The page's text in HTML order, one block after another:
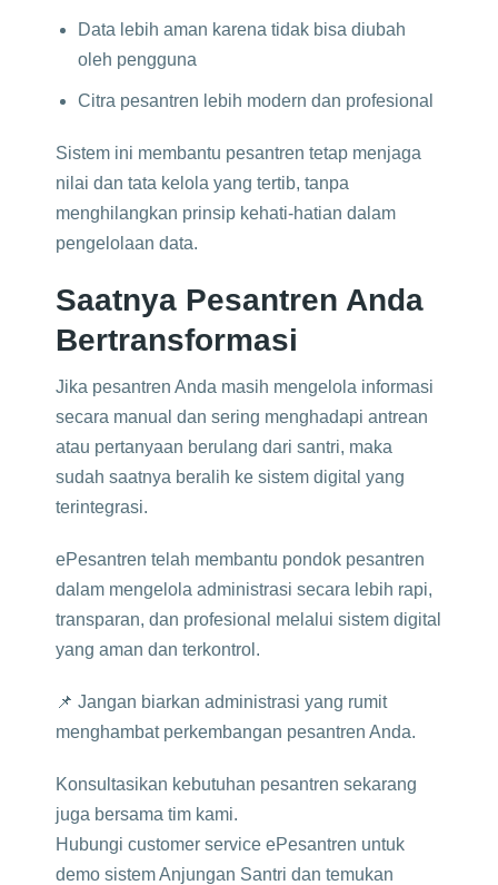
Data lebih aman karena tidak bisa diubah
oleh pengguna
Citra pesantren lebih modern dan profesional
Sistem ini membantu pesantren tetap menjaga
nilai dan tata kelola yang tertib, tanpa
menghilangkan prinsip kehati-hatian dalam
pengelolaan data.
Saatnya Pesantren Anda
Bertransformasi
Jika pesantren Anda masih mengelola informasi
secara manual dan sering menghadapi antrean
atau pertanyaan berulang dari santri, maka
sudah saatnya beralih ke sistem digital yang
terintegrasi.
ePesantren telah membantu pondok pesantren
dalam mengelola administrasi secara lebih rapi,
transparan, dan profesional melalui sistem digital
yang aman dan terkontrol.
📌 Jangan biarkan administrasi yang rumit
menghambat perkembangan pesantren Anda.
Konsultasikan kebutuhan pesantren sekarang
juga bersama tim kami.
Hubungi customer service ePesantren untuk
demo sistem Anjungan Santri dan temukan